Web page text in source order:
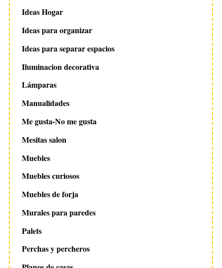
Ideas Hogar
Ideas para organizar
Ideas para separar espacios
Iluminacion decorativa
Lámparas
Manualidades
Me gusta-No me gusta
Mesitas salon
Muebles
Muebles curiosos
Muebles de forja
Murales para paredes
Palets
Perchas y percheros